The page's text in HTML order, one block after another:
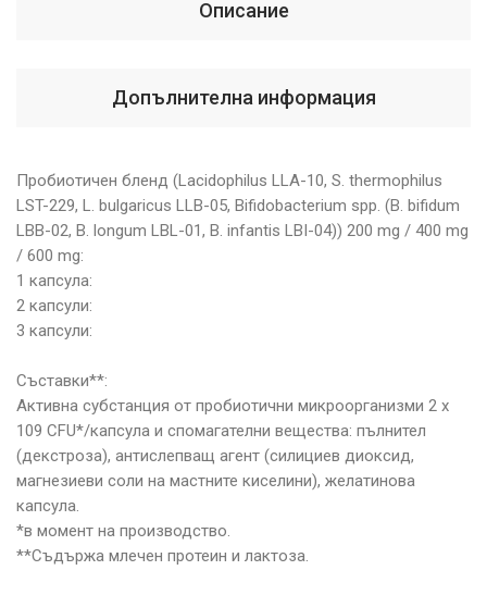
Описание
Допълнителна информация
Пробиотичен бленд (Lacidophilus LLA-10, S. thermophilus
LST-229, L. bulgaricus LLB-05, Bifidobacterium spp. (B. bifidum
LBB-02, B. longum LBL-01, B. infantis LBI-04)) 200 mg / 400 mg
/ 600 mg:
1 капсула:
2 капсули:
3 капсули:
Съставки**:
Активна субстанция от пробиотични микроорганизми 2 х
109 CFU*/капсула и спомагателни вещества: пълнител
(декстроза), антислепващ агент (силициев диоксид,
магнезиеви соли на мастните киселини), желатинова
капсула.
*в момент на производство.
**Съдържа млечен протеин и лактоза.